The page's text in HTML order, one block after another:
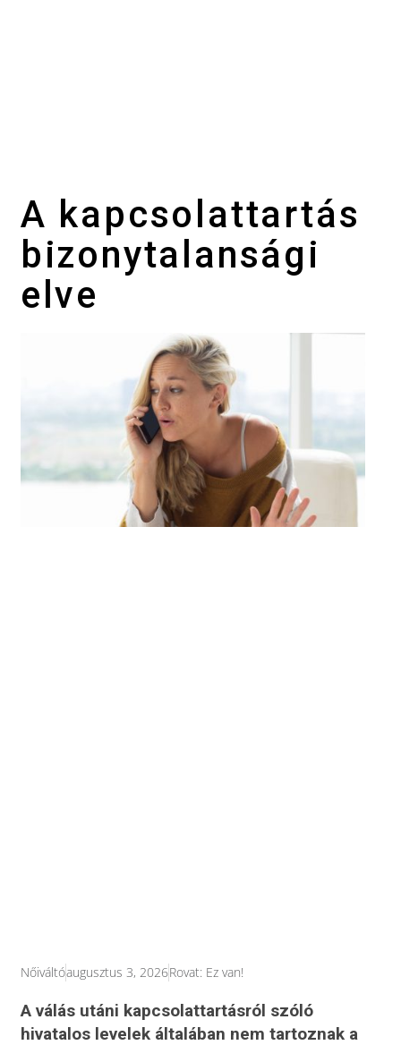
A kapcsolattartás
bizonytalansági
elve
Nőiváltóaugusztus 3, 2026Rovat: Ez van!
A válás utáni kapcsolattartásról szóló
hivatalos levelek általában nem tartoznak a